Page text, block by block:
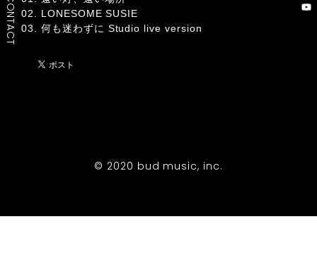
CONTACT
02. LONESOME SUSIE
03. 何も迷わずに Studio live version
© 2020 bud music, inc.